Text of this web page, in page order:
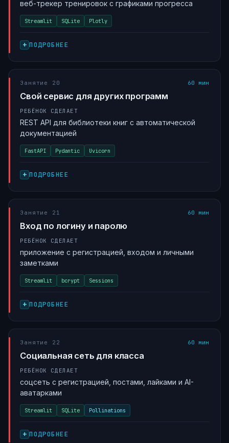
веб-трекер тренировок с графиками прогресса
Streamlit SQLite Plotly
ПОДРОБНЕЕ
Занятие 20 60 мин
Свой сервис для других программ
РЕБЁНОК СДЕЛАЕТ
REST API для библиотеки книг с автоматической
документацией
FastAPI Pydantic Uvicorn
ПОДРОБНЕЕ
Занятие 21 60 мин
Вход по логину и паролю
РЕБЁНОК СДЕЛАЕТ
приложение с регистрацией, входом и личными
заметками
Streamlit bcrypt Sessions
ПОДРОБНЕЕ
Занятие 22 60 мин
Социальная сеть для класса
РЕБЁНОК СДЕЛАЕТ
соцсеть с регистрацией, постами, лайками и AI-
аватарками
Streamlit SQLite Pollinations
ПОДРОБНЕЕ